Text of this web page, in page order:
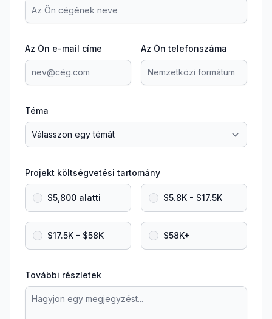
Az Ön e-mail címe Az Ön telefonszáma
Téma
Projekt költségvetési tartomány
$5,800 alatti $5.8K - $17.5K
$17.5K - $58K $58K+
További részletek